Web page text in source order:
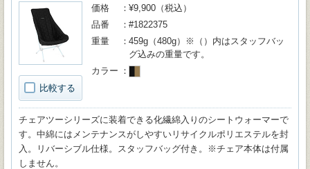
比較する
価格
¥9,900（税込）
品番
#1822375
重量
459g（480g）※（）内はスタッフバッ
グ込みの重量です。
カラー
チェアツーシリーズに装着できる化繊綿入りのシートウォーマーで
す。中綿にはメンテナンスがしやすいリサイクルポリエステルを封
入。リバーシブル仕様。スタッフバッグ付き。※チェア本体は付属
しません。